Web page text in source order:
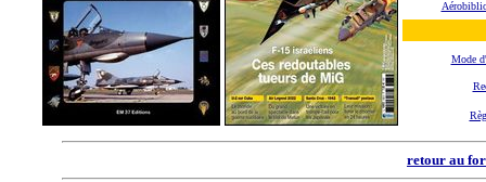
Mode
retour au